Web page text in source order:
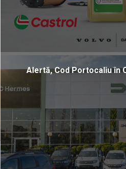
Alertă, Cod Portocaliu în